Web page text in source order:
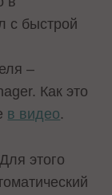
с быстрой
–
Как это
в видео.
этого